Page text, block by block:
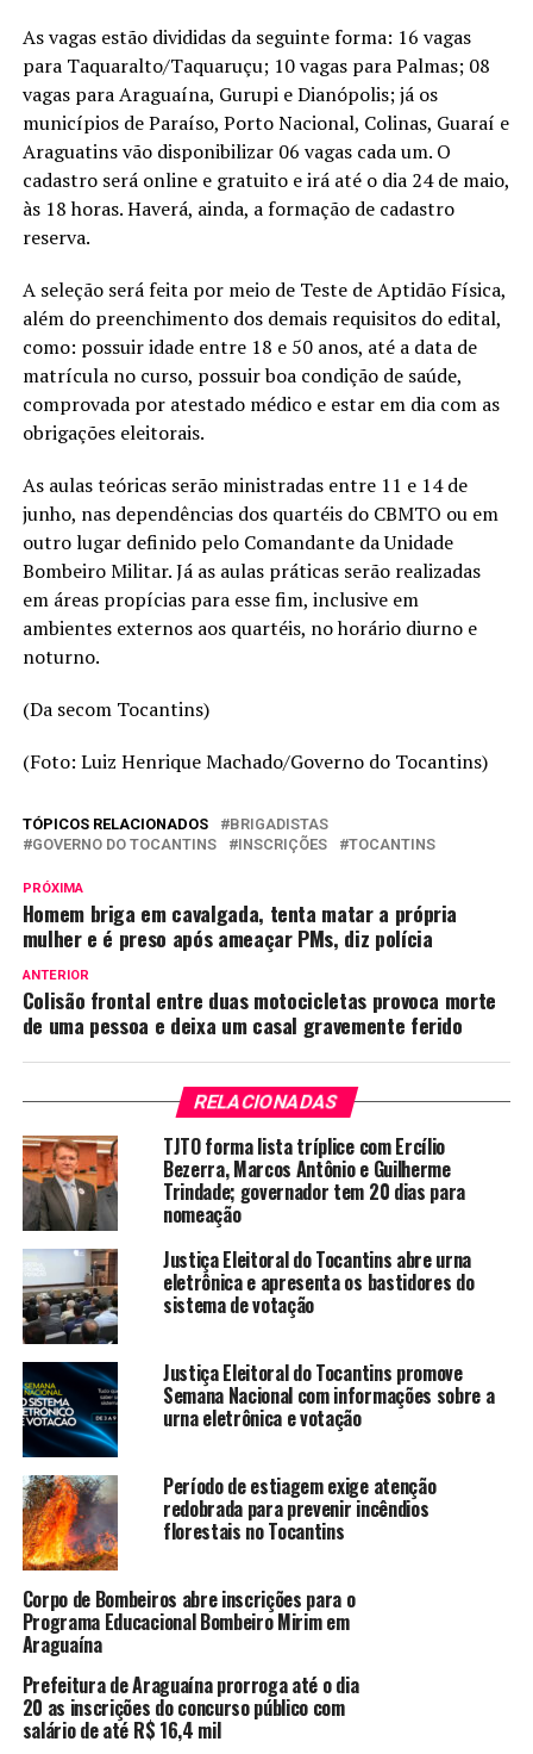
As vagas estão divididas da seguinte forma: 16 vagas
para Taquaralto/Taquaruçu; 10 vagas para Palmas; 08
vagas para Araguaína, Gurupi e Dianópolis; já os
municípios de Paraíso, Porto Nacional, Colinas, Guaraí e
Araguatins vão disponibilizar 06 vagas cada um. O
cadastro será online e gratuito e irá até o dia 24 de maio,
às 18 horas. Haverá, ainda, a formação de cadastro
reserva.
A seleção será feita por meio de Teste de Aptidão Física,
além do preenchimento dos demais requisitos do edital,
como: possuir idade entre 18 e 50 anos, até a data de
matrícula no curso, possuir boa condição de saúde,
comprovada por atestado médico e estar em dia com as
obrigações eleitorais.
As aulas teóricas serão ministradas entre 11 e 14 de
junho, nas dependências dos quartéis do CBMTO ou em
outro lugar definido pelo Comandante da Unidade
Bombeiro Militar. Já as aulas práticas serão realizadas
em áreas propícias para esse fim, inclusive em
ambientes externos aos quartéis, no horário diurno e
noturno.
(Da secom Tocantins)
(Foto: Luiz Henrique Machado/Governo do Tocantins)
TÓPICOS RELACIONADOS
BRIGADISTAS
GOVERNO DO TOCANTINS
INSCRIÇÕES TOCANTINS
PRÓXIMA
Homem briga em cavalgada, tenta matar a própria
mulher e é preso após ameaçar PMs, diz polícia
ANTERIOR
Colisão frontal entre duas motocicletas provoca morte
de uma pessoa e deixa um casal gravemente ferido
RELACIONADAS
TJTO forma lista tríplice com Ercílio
Bezerra, Marcos Antônio e Guilherme
Trindade; governador tem 20 dias para
nomeação
Justiça Eleitoral do Tocantins abre urna
eletrônica e apresenta os bastidores do
sistema de votação
Justiça Eleitoral do Tocantins promove
Semana Nacional com informações sobre a
urna eletrônica e votação
Período de estiagem exige atenção
redobrada para prevenir incêndios
florestais no Tocantins
Corpo de Bombeiros abre inscrições para o
Programa Educacional Bombeiro Mirim em
Araguaína
Prefeitura de Araguaína prorroga até o dia
20 as inscrições do concurso público com
salário de até R$ 16,4 mil